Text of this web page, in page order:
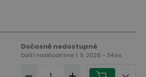
Dočasně nedostupné
Další naskladníme 1. 9. 2026 - 34 ks